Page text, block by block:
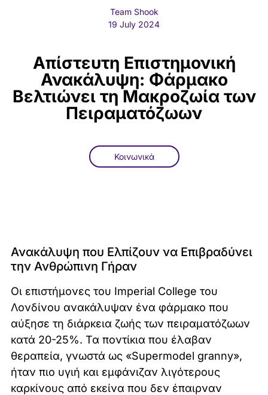
Team Shook
19 July 2024
Aπίστευτη Επιστημονική
Ανακάλυψη: Φάρμακο
Βελτιώνει τη Μακροζωία των
Πειραματόζωων
Κοινωνικά
Ανακάλυψη που Ελπίζουν να Επιβραδύνει
την Ανθρώπινη Γήραν
Οι επιστήμονες του Imperial College του
Λονδίνου ανακάλυψαν ένα φάρμακο που
αύξησε τη διάρκεια ζωής των πειραματόζωων
κατά 20-25%. Τα ποντίκια που έλαβαν
θεραπεία, γνωστά ως «Supermodel granny»,
ήταν πιο υγιή και εμφάνιζαν λιγότερους
καρκίνους από εκείνα που δεν έπαιρναν